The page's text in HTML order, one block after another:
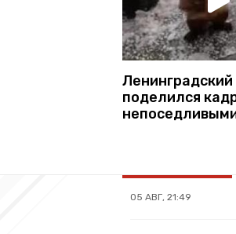
Ленинградский
поделился
05 АВГ, 21:49